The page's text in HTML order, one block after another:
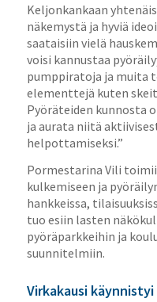
Keljonkankaan
näkemystä ja hyviä
saataisiin vielä
voisi kannustaa
pumppiratoja ja muita
elementtejä kuten
Pyöräteiden kunnosta
ja aurata niitä
helpottamiseksi.”
Pormestarina Vili
kulkemiseen ja
hankkeissa,
tuo esiin lasten
pyöräparkkeihin ja
suunnitelmiin.
Virkakausi